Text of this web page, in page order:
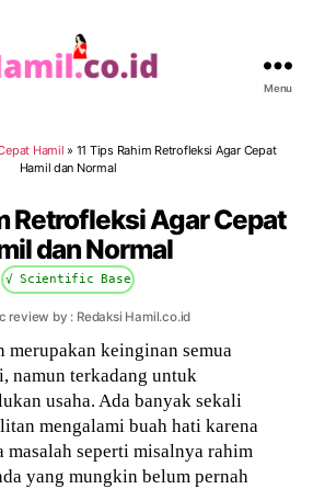
Menu
Hamil » 11 Tips Rahim Retrofleksi Agar Cepat
Hamil dan Normal
Retrofleksi Agar Cepat
dan Normal
√ Scientific Base
review by : Redaksi Hamil.co.id
keinginan semua
namun terkadang untuk
usaha. Ada banyak sekali
mengalami buah hati karena
masalah seperti misalnya rahim
yang mungkin belum pernah